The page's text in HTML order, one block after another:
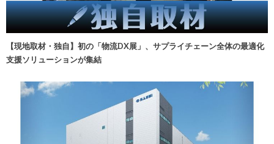
【現地取材・独自】初の「物流DX展」、サプライチェーン全体の最適化
支援ソリューションが集結